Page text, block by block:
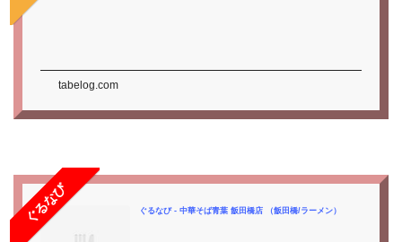
tabelog.com
ぐるなび ぐるなび - 中華そば青葉 飯田橋店 （飯田橋/ラーメン）